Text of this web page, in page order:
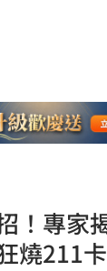
！專家
燒211